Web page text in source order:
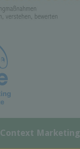
Context Marketing